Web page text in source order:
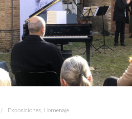
Exposiciones, Homenaje